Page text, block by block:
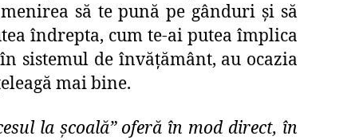
să te pună pe gânduri și să
îndrepta, cum te-ai putea împlica
sistemul de învățământ, au ocazia
mai bine.
la școală” oferă în mod direct, în